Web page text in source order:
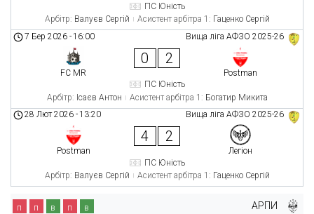
ПС Юність
Арбітр: Валуєв Сергій Асистент арбітра 1: Гаценко Сергій
Вища ліга АФЗО 2025-26
7 Бер 2026 -16:00
FC MR
0 2
Postman
ПС Юність
Арбітр: Ісаєв Антон Асистент арбітра 1: Богатир Микита
Вища ліга АФЗО 2025-26
28 Лют 2026 -13:20
Postman
4 2
Легіон
ПС Юність
Арбітр: Валуєв Сергій Асистент арбітра 1: Гаценко Сергій
АРПИ
п п в п в